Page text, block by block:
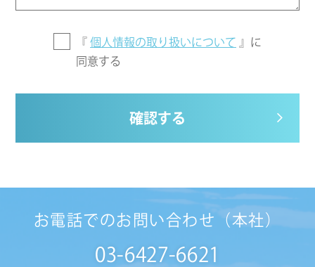
『 個人情報の取り扱いについて 』に
同意する
確認する
お電話でのお問い合わせ（本社）
03-6427-6621